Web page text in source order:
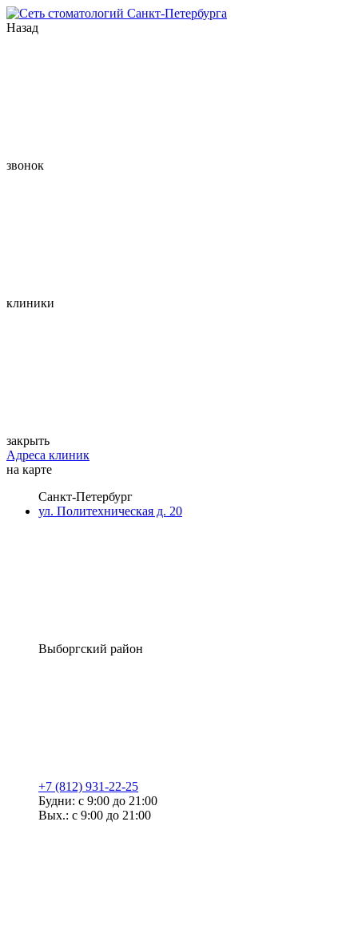
Назад
звонок
клиники
закрыть
Адреса клиник
на карте
Санкт-Петербург
ул. Политехническая д. 20
Выборгский район
+7 (812) 931-22-25
Будни: с 9:00 до 21:00
Вых.: с 9:00 до 21:00